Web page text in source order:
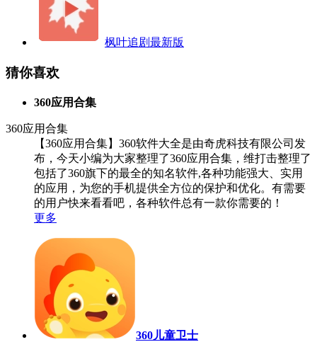
枫叶追剧最新版
猜你喜欢
360应用合集
360应用合集
【360应用合集】360软件大全是由奇虎科技有限公司发
布，今天小编为大家整理了360应用合集，维打击整理了
包括了360旗下的最全的知名软件,各种功能强大、实用
的应用，为您的手机提供全方位的保护和优化。有需要
的用户快来看看吧，各种软件总有一款你需要的！
更多
360儿童卫士